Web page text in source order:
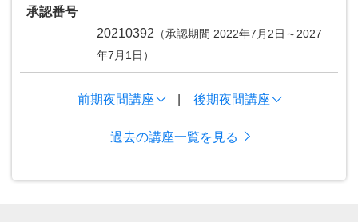
承認番号
20210392 （承認期間 2022年7月2日～2027
年7月1日）
前期夜間講座 | 後期夜間講座
過去の講座一覧を見る